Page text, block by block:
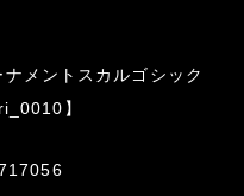
メントスカルゴシック
】